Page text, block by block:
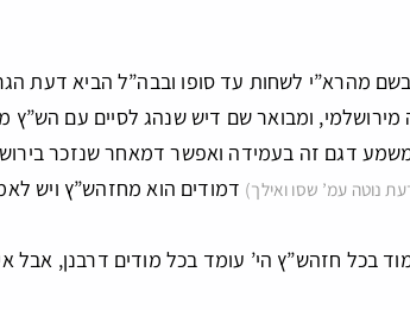
מהרא”י לשחות עד סופו ובבה”ל הביא דעת
מירושלמי, ומבואר שם דיש שנהג לסיים עם
דגם זה בעמידה ואפשר דמאחר שנזכר
נוטה עמ’ שסו ואילך) דמודים הוא מחזהש”ץ ויש
גם כשלא הי’ יכול לעמוד בכל חזהש”ץ הי’ עומד בכל מודים דרבנן,